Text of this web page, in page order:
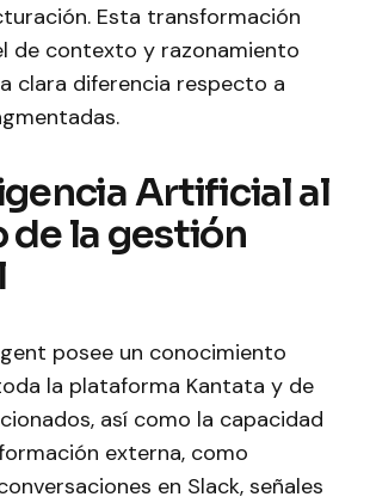
Esta transformación
de contexto y razonamiento
clara diferencia respecto a
Artificial al
de la gestión
posee un conocimiento
la plataforma Kantata y de
así como la capacidad
externa, como
en Slack, señales